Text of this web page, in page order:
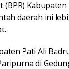
(BPR)
daerah ini
Pati Ali
di